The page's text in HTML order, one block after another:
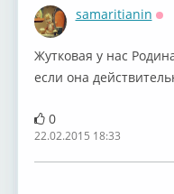
samaritianin
Жутковая у нас
если она
0
22.02.2015 18:33